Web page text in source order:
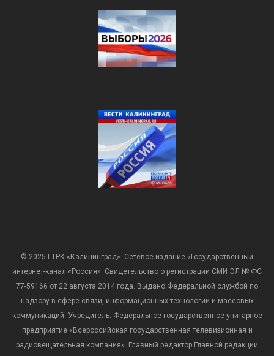
© 2025 ГТРК «Калининград». Сетевое издание «Государственный
интернет-канал «Россия». Свидетельство о регистрации СМИ ЭЛ № ФС
77-59166 от 22 августа 2014 года. Выдано Федеральной службой по
надзору в сфере связи, информационных технологий и массовых
коммуникаций. Учредитель: Федеральное государственное унитарное
предприятие «Всероссийская государственная телевизионная и
радиовещательная компания». Главный редактор Главной редакции